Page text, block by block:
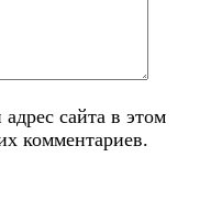
сайта в этом
комментариев.